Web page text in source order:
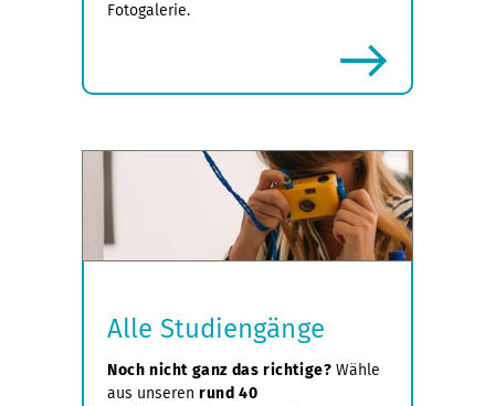
Fotogalerie.
Alle Studiengänge
Noch nicht ganz das richtige? Wähle
aus unseren rund 40